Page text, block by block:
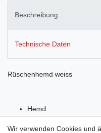
Beschreibung
Technische Daten
Rüschenhemd weiss
Hemd
100% Polyester
Wir verwenden Cookies und